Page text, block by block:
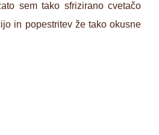
sem tako sfrizirano cvetačo
in popestritev že tako okusne